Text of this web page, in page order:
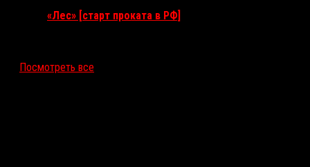
«Лес» [старт проката в РФ]
Посмотреть все